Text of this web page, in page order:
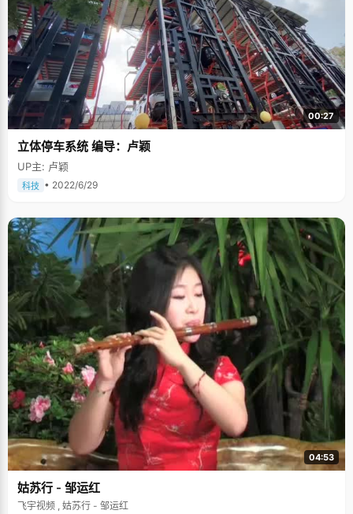
00:27
立体停车系统 编导：卢颖
UP主: 卢颖
科技 • 2022/6/29
04:53
姑苏行 - 邹运红
飞宇视频 , 姑苏行 - 邹运红